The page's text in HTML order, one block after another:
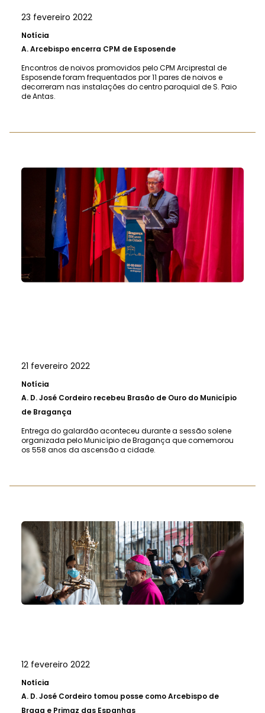
23 fevereiro 2022
Notícia
A.Arcebispo encerra CPM de Esposende
Encontros de noivos promovidos pelo CPM Arciprestal de
Esposende foram frequentados por 11 pares de noivos e
decorreram nas instalações do centro paroquial de S. Paio
de Antas.
21 fevereiro 2022
Notícia
A. D. José Cordeiro recebeu Brasão de Ouro do Município
de Bragança
Entrega do galardão aconteceu durante a sessão solene
organizada pelo Município de Bragança que comemorou
os 558 anos da ascensão a cidade.
12 fevereiro 2022
Notícia
A. D. José Cordeiro tomou posse como Arcebispo de
Braga e Primaz das Espanhas